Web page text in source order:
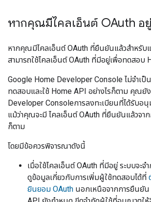
หากคุณมีไคลเอ็นต์ OAuth อ
หากคุณมีไคลเอ็นต์ OAuth ที่ยืนยันแล้วสำหรั
สามารถใช้ไคลเอ็นต์ OAuth ที่มีอยู่เพื่อทดสอบ
Google Home Developer Console ไม่จำเป็
ทดสอบและใช้ Home API อย่างไรก็ตาม คุณยั
Developer Consoleการลงทะเบียนที่ได้รับอ
แม้ว่าคุณจะมี ไคลเอ็นต์ OAuth ที่ยืนยันแล้วจา
ก็ตาม
โดยมีข้อควรพิจารณาดังนี้
เมื่อใช้ไคลเอ็นต์ OAuth ที่มีอยู่ ระบบจะจ
ดูข้อมูลเกี่ยวกับการเพิ่มผู้ใช้ทดสอบได้ที่
ยินยอม OAuth นอกเหนือจากการยืนยัน